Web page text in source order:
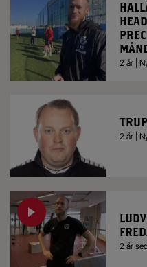
2 år |
2 år |
2 år